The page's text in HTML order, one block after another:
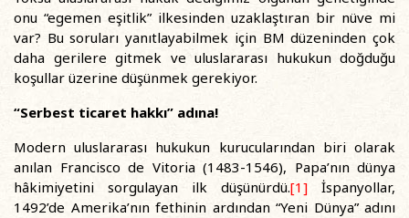
onu “egemen eşitlik” ilkesinden uzaklaştıran bir nüve mi
var? Bu soruları yanıtlayabilmek için BM düzeninden çok
daha gerilere gitmek ve uluslararası hukukun doğduğu
koşullar üzerine düşünmek gerekiyor.
“Serbest ticaret hakkı” adına!
Modern uluslararası hukukun kurucularından biri olarak
anılan Francisco de Vitoria (1483-1546), Papa’nın dünya
hâkimiyetini sorgulayan ilk düşünürdü.[1] İspanyollar,
1492’de Amerika’nın fethinin ardından “Yeni Dünya” adını